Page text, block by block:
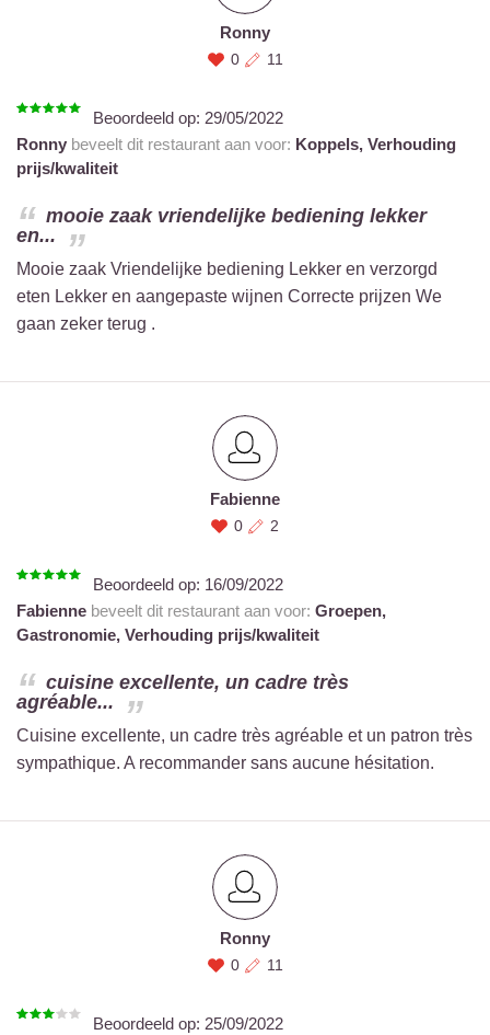
Ronny
0 11
Beoordeeld op: 29/05/2022
Ronny beveelt dit restaurant aan voor: Koppels, Verhouding
prijs/kwaliteit
mooie zaak vriendelijke bediening lekker
en...
Mooie zaak Vriendelijke bediening Lekker en verzorgd
eten Lekker en aangepaste wijnen Correcte prijzen We
gaan zeker terug .
Fabienne
0 2
Beoordeeld op: 16/09/2022
Fabienne beveelt dit restaurant aan voor: Groepen,
Gastronomie, Verhouding prijs/kwaliteit
cuisine excellente, un cadre très
agréable...
Cuisine excellente, un cadre très agréable et un patron très
sympathique. A recommander sans aucune hésitation.
Ronny
0 11
Beoordeeld op: 25/09/2022